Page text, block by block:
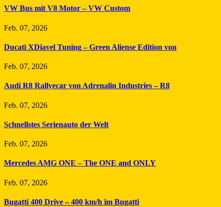
VW Bus mit V8 Motor – VW Custom
Feb. 07, 2026
Ducati XDiavel Tuning – Green Aliense Edition von
Feb. 07, 2026
Audi R8 Rallyecar von Adrenalin Industries – R8
Feb. 07, 2026
Schnellstes Serienauto der Welt
Feb. 07, 2026
Mercedes AMG ONE – The ONE and ONLY
Feb. 07, 2026
Bugatti 400 Drive – 400 km/h im Bugatti